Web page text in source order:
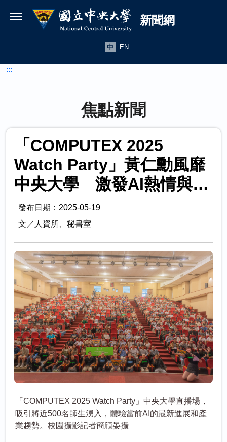
國立中央大學新聞網
新聞網
::: 中 EN
:::
焦點新聞
「COMPUTEX 2025
Watch Party」黃仁勳風靡
中央大學 激發AI熱情與思
辨
發布日期：2025-05-19
文／人資所、秘書室
「COMPUTEX 2025 Watch Party」中央大學直播場，
吸引將近500名師生湧入，體驗當前AI的最新進展和產
業趨勢。校園攝影記者簡頎晏攝